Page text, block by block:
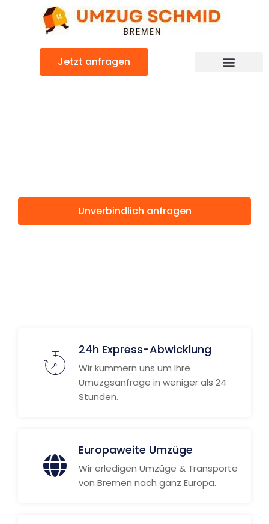
Jetzt anfragen
Unverbindlich anfragen
24h Express-Abwicklung
Wir kümmern uns um Ihre
Umuzgsanfrage in weniger als 24
Stunden.
Europaweite Umzüge
Wir erledigen Umzüge & Transporte
von Bremen nach ganz Europa.